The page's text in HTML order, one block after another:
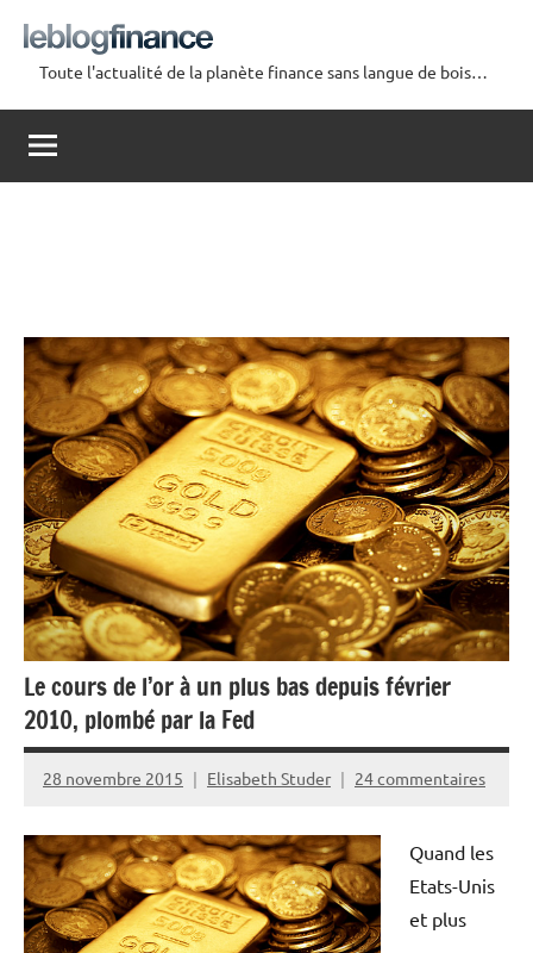
contenu
Le
Blog
Finance
Toute l'actualité de la planète finance sans langue de bois…
Le cours de l’or à un plus bas depuis février
2010, plombé par la Fed
28 novembre 2015 Elisabeth Studer 24 commentaires
Quand les
Etats-Unis
et plus